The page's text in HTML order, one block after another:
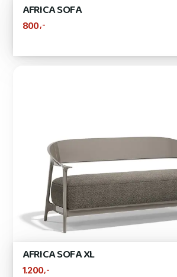
AFRICA SOFA
800,-
AFRICA SOFA XL
1.200 ,-